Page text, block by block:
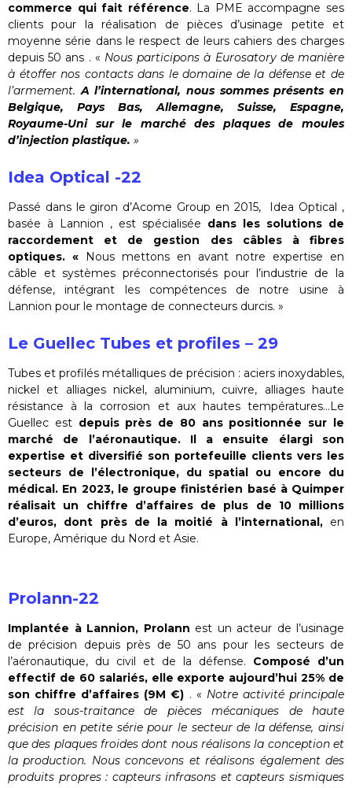
commerce qui fait référence. La PME accompagne ses
clients pour la réalisation de pièces d’usinage petite et
moyenne série dans le respect de leurs cahiers des charges
depuis 50 ans . « Nous participons à Eurosatory de manière
à étoffer nos contacts dans le domaine de la défense et de
l’armement. A l’international, nous sommes présents en
Belgique, Pays Bas, Allemagne, Suisse, Espagne,
Royaume-Uni sur le marché des plaques de moules
d’injection plastique. »
Idea Optical -22
Passé dans le giron d’Acome Group en 2015, Idea Optical ,
basée à Lannion , est spécialisée dans les solutions de
raccordement et de gestion des câbles à fibres
optiques. « Nous mettons en avant notre expertise en
câble et systèmes préconnectorisés pour l’industrie de la
défense, intégrant les compétences de notre usine à
Lannion pour le montage de connecteurs durcis. »
Le Guellec Tubes et profiles – 29
Tubes et profilés métalliques de précision : aciers inoxydables,
nickel et alliages nickel, aluminium, cuivre, alliages haute
résistance à la corrosion et aux hautes températures…Le
Guellec est depuis près de 80 ans positionnée sur le
marché de l’aéronautique. Il a ensuite élargi son
expertise et diversifié son portefeuille clients vers les
secteurs de l’électronique, du spatial ou encore du
médical. En 2023, le groupe finistérien basé à Quimper
réalisait un chiffre d’affaires de plus de 10 millions
d’euros, dont près de la moitié à l’international, en
Europe, Amérique du Nord et Asie.
Prolann-22
Implantée à Lannion, Prolann est un acteur de l’usinage
de précision depuis près de 50 ans pour les secteurs de
l’aéronautique, du civil et de la défense. Composé d’un
effectif de 60 salariés, elle exporte aujourd’hui 25% de
son chiffre d’affaires (9M €) . « Notre activité principale
est la sous-traitance de pièces mécaniques de haute
précision en petite série pour le secteur de la défense, ainsi
que des plaques froides dont nous réalisons la conception et
la production. Nous concevons et réalisons également des
produits propres : capteurs infrasons et capteurs sismiques